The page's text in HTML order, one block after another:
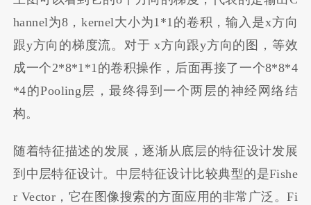
hannel为8，kernel大小为1*1的卷积，输入是x方向
跟y方向的梯度流。对于 x方向跟y方向的图，等效
成一个2*8*1*1的卷积操作，后面再接了一个8*8*4
*4的Pooling层，最终得到一个两层的神经网络结
构。
随着特征描述的发展，逐渐从底层的特征设计发展
到中层特征设计。中层特征设计比较典型的是Fishe
r Vector，它在图像搜索的方面应用的非常广泛。Fi